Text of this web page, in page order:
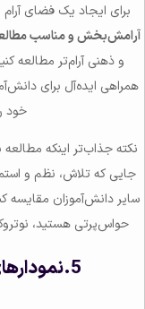
برای ایجاد یک فضای
آرامش‌بخش و مناسب
و ذهنی آرام‌تر مطالعه
همراهی ایده‌آل برای
خود
نکته جذاب‌تر اینکه مطالعه
جایی که تلاش، نظم و
سایر دانش‌آموزان مقایسه
حواس‌پرتی هستید،
5.نمودارهای پیشرفت و گزارش فعالیت